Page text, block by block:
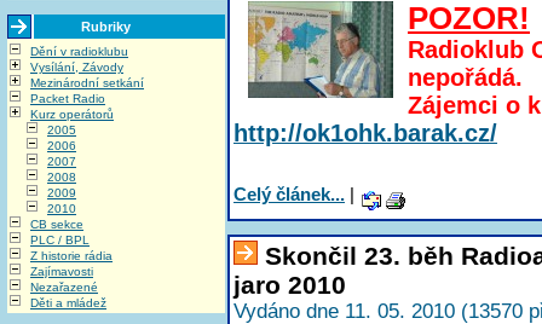
Rubriky
Dění v radioklubu
Vysílání, Závody
Mezinárodní setkání
Packet Radio
Kurz operátorů
2005
2006
2007
2008
2009
2010
CB sekce
PLC / BPL
Z historie rádia
Zajímavosti
Nezařazené
Děti a mládež
POZOR!
Radioklub
nepořádá.
Zájemci o
http://ok1ohk.barak.cz/
Celý článek... |
Skončil 23. běh
jaro 2010
Vydáno dne 11. 05. 2010 (13570